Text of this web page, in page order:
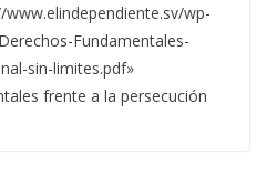
wp-
Fundamentales-
sin-limites.pdf»
frente a la persecución